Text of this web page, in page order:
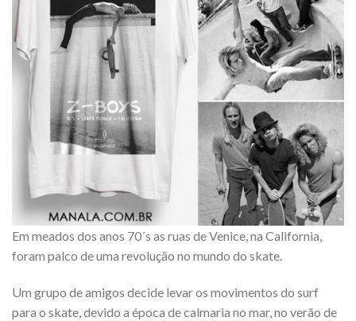
Em meados dos anos 70´s as ruas de Venice, na California,
foram palco de uma revolução no mundo do skate.
Um grupo de amigos decide levar os movimentos do surf
para o skate, devido a época de calmaria no mar, no verão de